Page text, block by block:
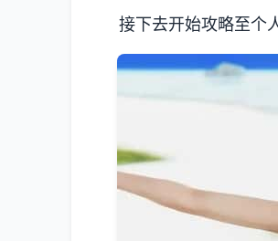
接下去开始攻略至个